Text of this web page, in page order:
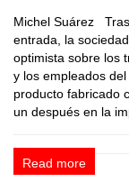
Michel Suárez
entrada, la
optimista sobre los
y los empleados
producto fabricado
un después en la
Read more